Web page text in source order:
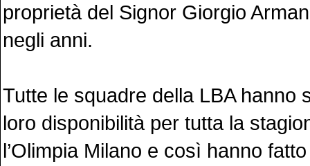
proprietà del Signor Giorgio
negli anni.
Tutte le squadre della LBA hanno
loro disponibilità per tutta la
l’Olimpia Milano e così hanno